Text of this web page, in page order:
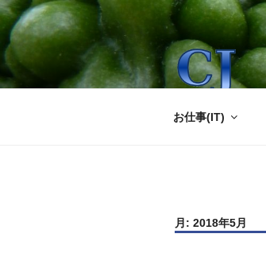
コ
ン
テ
ン
ツ
お仕事(IT)
月: 2018年5月